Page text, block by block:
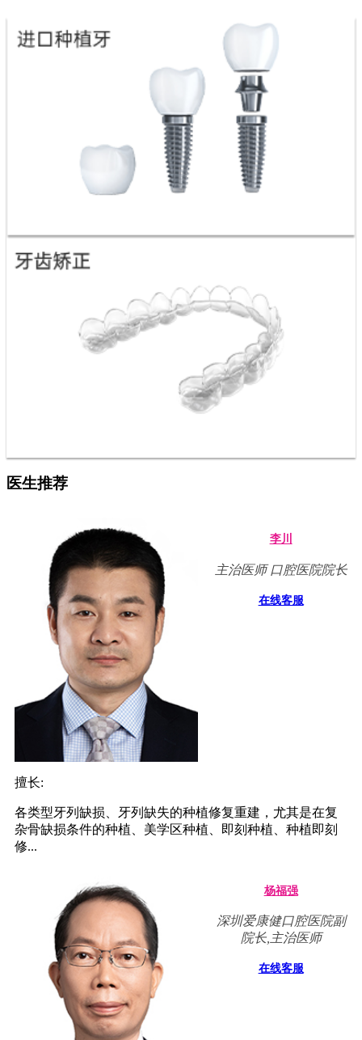
医生推荐
李川
主治医师 口腔医院院长
在线客服
擅长:
各类型牙列缺损、牙列缺失的种植修复重建，尤其是在复
杂骨缺损条件的种植、美学区种植、即刻种植、种植即刻
修...
杨福强
深圳爱康健口腔医院副
院长,主治医师
在线客服